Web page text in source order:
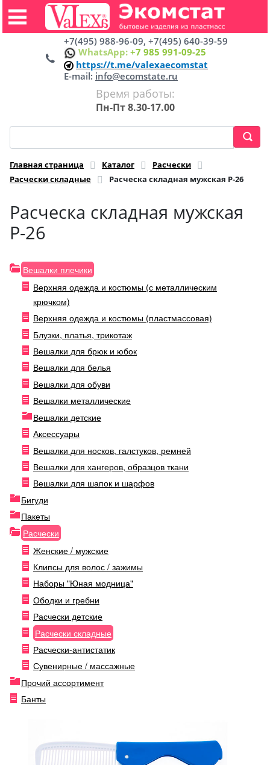
+7(495) 988-96-09, +7(495) 640-39-59
WhatsApp: +7 985 991-09-25
https://t.me/valexaecomstat
E-mail: info@ecomstate.ru
Время работы:
Пн-Пт 8.30-17.00
Главная страница Каталог
Расчески
Расчески складные
Расческа складная мужская Р-26
Расческа складная мужская
Р-26
Вешалки плечики
Верхняя одежда и костюмы (с металлическим
крючком)
Верхняя одежда и костюмы (пластмассовая)
Блузки, платья, трикотаж
Вешалки для брюк и юбок
Вешалки для белья
Вешалки для обуви
Вешалки металлические
Вешалки детские
Аксессуары
Вешалки для носков, галстуков, ремней
Вешалки для хангеров, образцов ткани
Вешалки для шапок и шарфов
Бигуди
Пакеты
Расчески
Женские / мужские
Клипсы для волос / зажимы
Наборы "Юная модница"
Ободки и гребни
Расчески детские
Расчески складные
Расчески-антистатик
Сувенирные / массажные
Прочий ассортимент
Банты